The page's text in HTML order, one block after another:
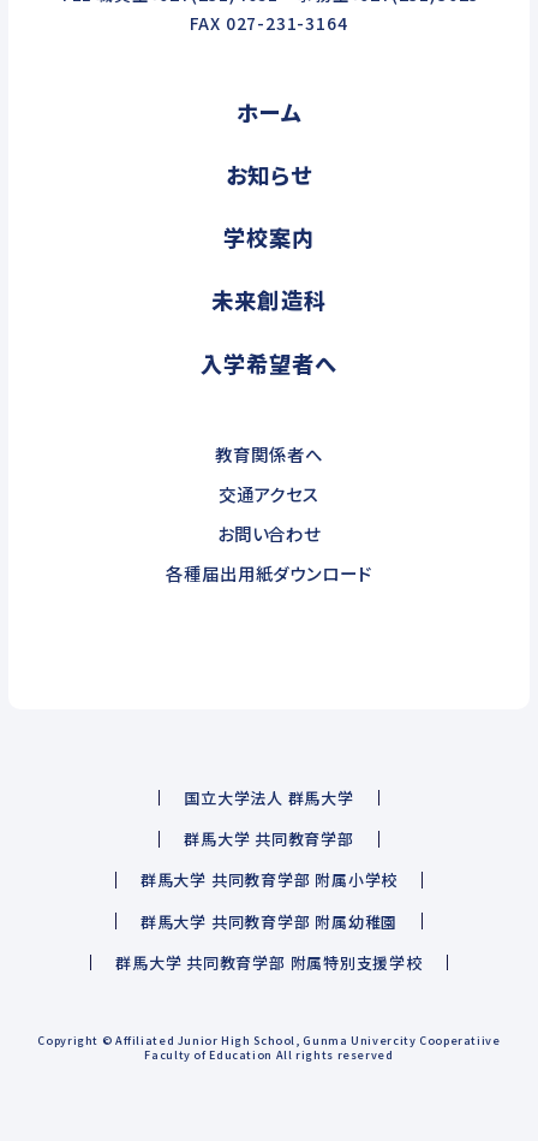
FAX 027-231-3164
ホーム
お知らせ
学校案内
未来創造科
入学希望者へ
教育関係者へ
交通アクセス
お問い合わせ
各種届出用紙ダウンロード
国立大学法人 群馬大学
群馬大学 共同教育学部
群馬大学 共同教育学部 附属小学校
群馬大学 共同教育学部 附属幼稚園
群馬大学 共同教育学部 附属特別支援学校
Copyright © Affiliated Junior High School, Gunma Univercity Cooperatiive
Faculty of Education All rights reserved